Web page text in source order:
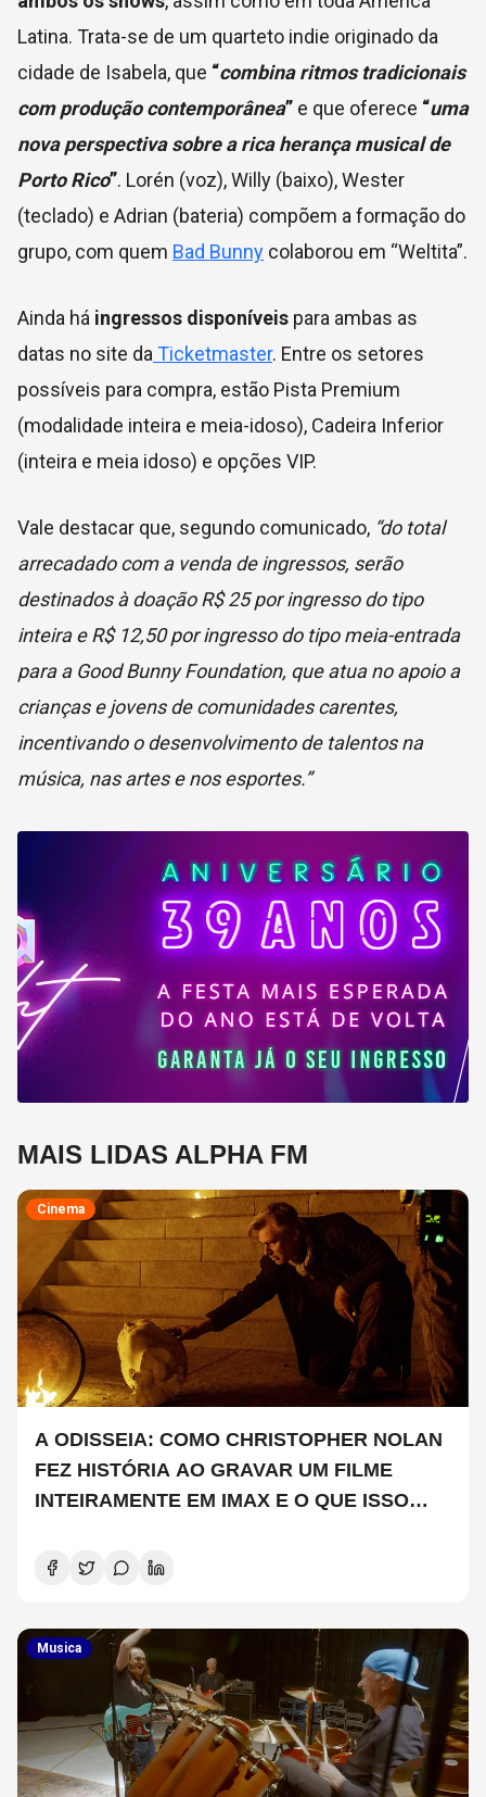
Latina. Trata-se de um quarteto indie originado da
cidade de Isabela, que “combina ritmos tradicionais
com produção contemporânea” e que oferece “uma
nova perspectiva sobre a rica herança musical de
Porto Rico”. Lorén (voz), Willy (baixo), Wester
(teclado) e Adrian (bateria) compõem a formação do
grupo, com quem Bad Bunny colaborou em “Weltita”.
Ainda há ingressos disponíveis para ambas as
datas no site da Ticketmaster. Entre os setores
possíveis para compra, estão Pista Premium
(modalidade inteira e meia-idoso), Cadeira Inferior
(inteira e meia idoso) e opções VIP.
Vale destacar que, segundo comunicado, “do total
arrecadado com a venda de ingressos, serão
destinados à doação R$ 25 por ingresso do tipo
inteira e R$ 12,50 por ingresso do tipo meia-entrada
para a Good Bunny Foundation, que atua no apoio a
crianças e jovens de comunidades carentes,
incentivando o desenvolvimento de talentos na
música, nas artes e nos esportes.”
MAIS LIDAS ALPHA FM
Cinema
A ODISSEIA: COMO CHRISTOPHER NOLAN
FEZ HISTÓRIA AO GRAVAR UM FILME
INTEIRAMENTE EM IMAX E O QUE ISSO
Musica